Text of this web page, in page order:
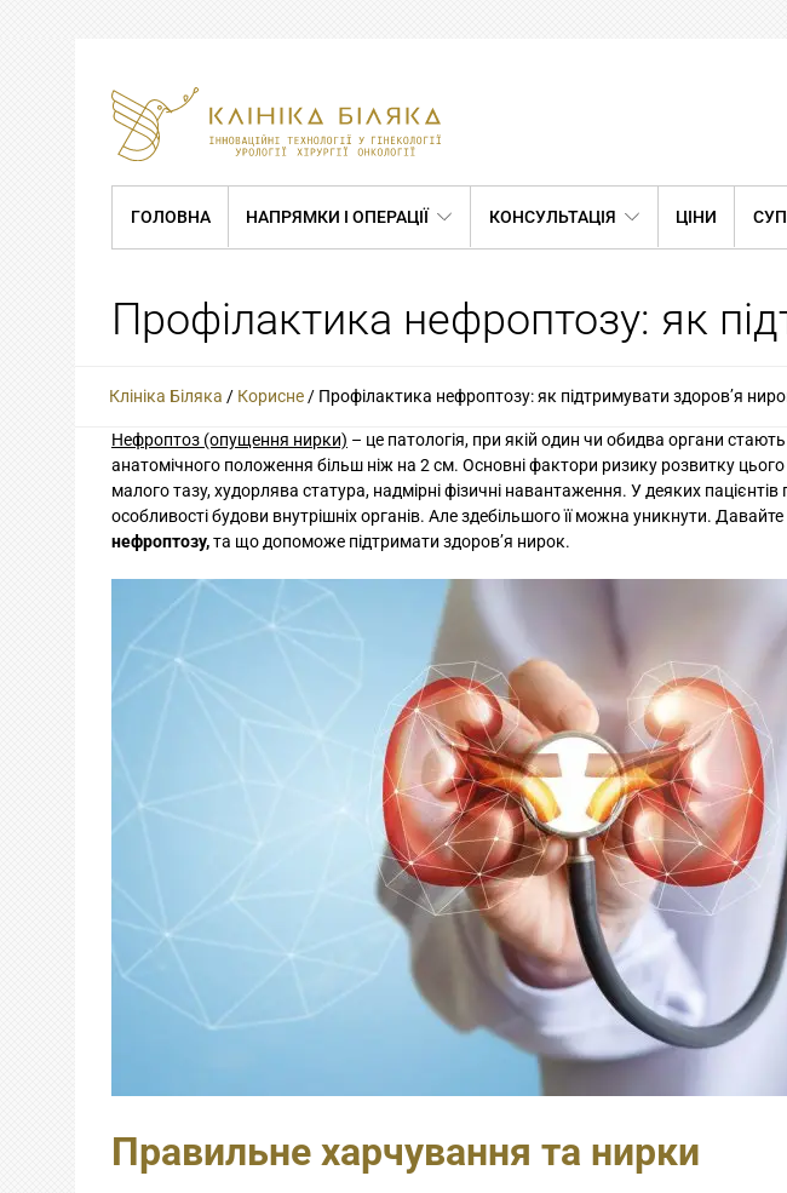
ГОЛОВНА НАПРЯМКИ І ОПЕРАЦІЇ КОНСУЛЬТАЦІЯ ЦІНИ
Профілактика нефроптозу: як
Клініка Біляка / Корисне / Профілактика нефроптозу: як підтримувати здоров’я
Нефроптоз (опущення нирки) – це патологія, при якій один чи обидва органи
анатомічного положення більш ніж на 2 см. Основні фактори ризику розвитку цього
малого тазу, худорлява статура, надмірні фізичні навантаження. У деяких
особливості будови внутрішніх органів. Але здебільшого її можна уникнути.
нефроптозу,та що допоможе підтримати здоров’я нирок.
Правильне харчування та нирки